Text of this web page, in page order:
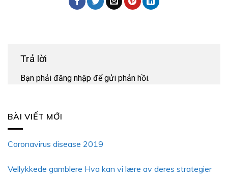
BÀI VIẾT MỚI
Coronavirus disease 2019
Vellykkede gamblere Hva kan vi lære av deres strategier
Trả lời
Bạn phải đăng nhập để gửi phản hồi.